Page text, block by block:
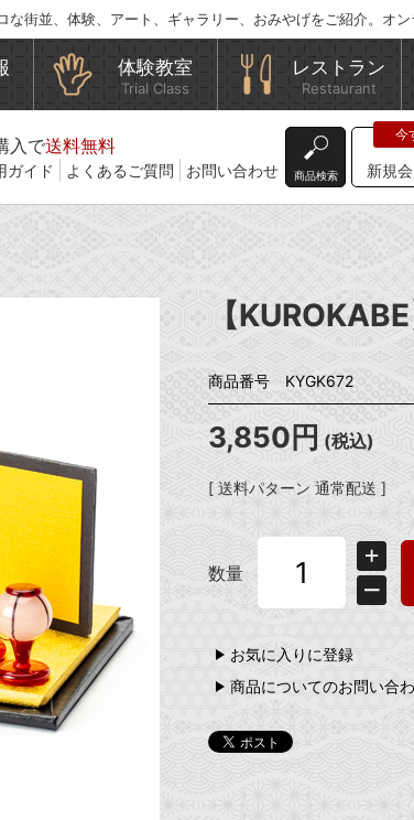
街並、体験、アート、ギャラリー、おみやげをご紹介。オン
体験教室
Trial Class
レストラン
Restaurant
入で送料無料
ガイド よくあるご質問 お問い合わせ 商品検索 新規
【
商品番号 KYGK672
3,850円 (税込)
[ 送料パターン 通常配送 ]
数量
お気に入りに登録
商品についてのお問い合